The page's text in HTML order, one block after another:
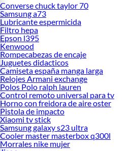
Converse chuck taylor 70
Samsung a73
Lubricante espermicida
Filtro hepa
Epson l395
Kenwood
Rompecabezas de encaje
Juguetes didacticos
Camiseta españa manga larga
Relojes Armani exchange
Polos Polo ralph lauren
Control remoto universal para tv
Horno con freidora de aire oster
Pistola de impacto
Xiaomi tv stick
Samsung galaxy s23 ultra
Cooler master masterbox q300l
Morrales nike mujer